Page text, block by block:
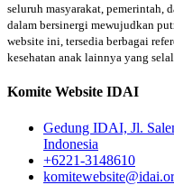
seluruh masyarakat, pemerintah,
dalam bersinergi mewujudkan
website ini, tersedia berbagai
kesehatan anak lainnya yang
Komite Website IDAI
Gedung IDAI, Jl.
Indonesia
+6221-3148610